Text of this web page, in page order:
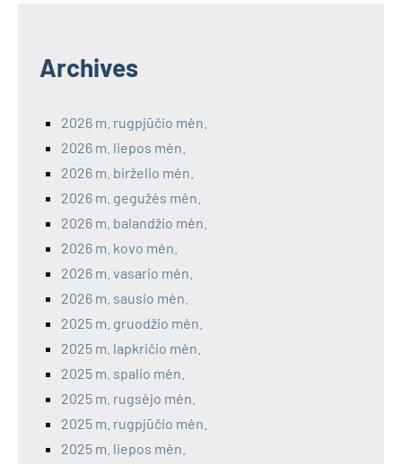
Archives
2026 m. rugpjūčio mėn.
2026 m. liepos mėn.
2026 m. birželio mėn.
2026 m. gegužės mėn.
2026 m. balandžio mėn.
2026 m. kovo mėn.
2026 m. vasario mėn.
2026 m. sausio mėn.
2025 m. gruodžio mėn.
2025 m. lapkričio mėn.
2025 m. spalio mėn.
2025 m. rugsėjo mėn.
2025 m. rugpjūčio mėn.
2025 m. liepos mėn.